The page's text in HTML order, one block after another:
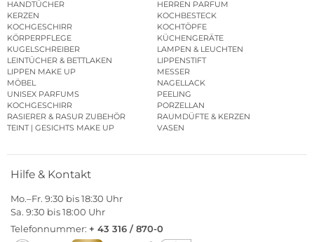
HANDTÜCHER
HERREN PARFUM
KERZEN
KOCHBESTECK
KOCHGESCHIRR
KOCHTÖPFE
KÖRPERPFLEGE
KÜCHENGERÄTE
KUGELSCHREIBER
LAMPEN & LEUCHTEN
LEINTÜCHER & BETTLAKEN
LIPPENSTIFT
LIPPEN MAKE UP
MESSER
MÖBEL
NAGELLACK
UNISEX PARFUMS
PEELING
KOCHGESCHIRR
PORZELLAN
RASIERER & RASUR ZUBEHÖR
RAUMDÜFTE & KERZEN
TEINT | GESICHTS MAKE UP
VASEN
Hilfe & Kontakt
Mo.–Fr. 9:30 bis 18:30 Uhr
Sa. 9:30 bis 18:00 Uhr
Telefonnummer: + 43 316 / 870-0